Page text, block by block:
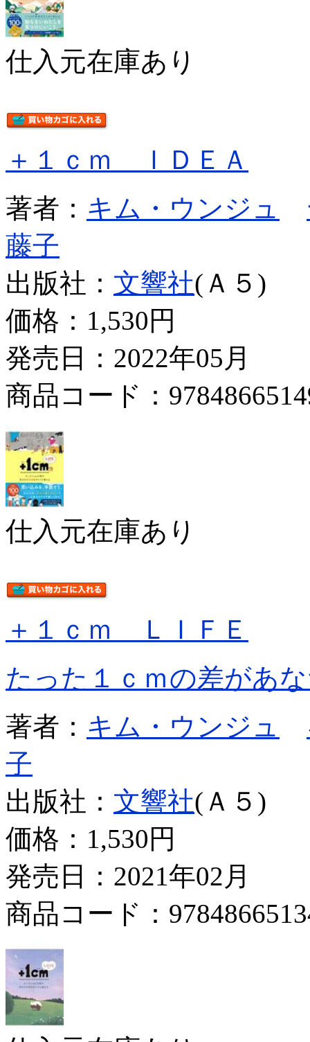
仕入元在庫あり
＋１ｃｍ ＩＤＥＡ
著者： キム・ウンジュ
藤子
出版社： 文響社(Ａ５)
価格： 1,530円
発売日：2022年05月
商品コード：
仕入元在庫あり
＋１ｃｍ ＬＩＦＥ
たった１ｃｍの差があ
著者： キム・ウンジュ
子
出版社： 文響社(Ａ５)
価格： 1,530円
発売日：2021年02月
商品コード：